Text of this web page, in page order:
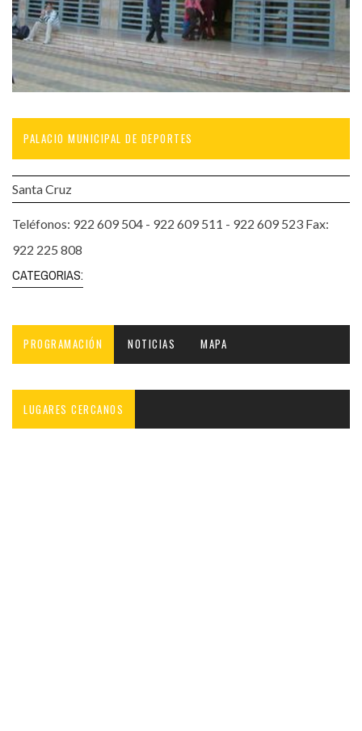
PALACIO MUNICIPAL DE DEPORTES
Santa Cruz
Teléfonos: 922 609 504 - 922 609 511 - 922 609 523 Fax:
922 225 808
CATEGORIAS:
PROGRAMACIÓN NOTICIAS MAPA
LUGARES CERCANOS